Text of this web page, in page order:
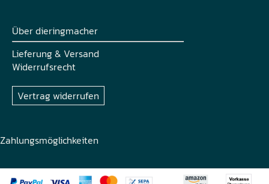
Über dieringmacher
Lieferung & Versand
Widerrufsrecht
Vertrag widerrufen
Zahlungsmöglichkeiten